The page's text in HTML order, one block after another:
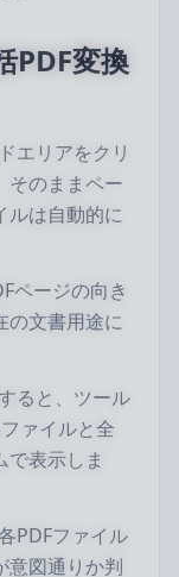
PDF変換
エリアをクリ
そのままペー
ルは自動的に
ページの向き
の文書用途に
ると、ツール
ァイルと全
表示しま
PDFファイル
意図通りか判